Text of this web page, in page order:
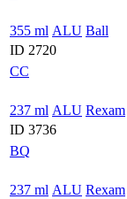
355 ml ALU Ball
ID 2720
CC
237 ml ALU Rexam
ID 3736
BQ
237 ml ALU Rexam